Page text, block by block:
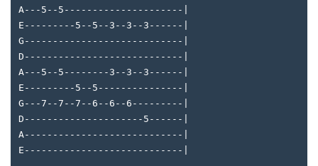
A---5--5---------------------|
E---------5--5--3--3--3------|
G----------------------------|
D----------------------------|
A---5--5--------3--3--3------|
E---------5--5---------------|
G---7--7--7--6--6--6---------|
D---------------------5------|
A----------------------------|
E----------------------------|